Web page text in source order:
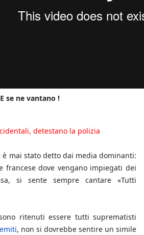
E se ne vantano !
detestano la polizia
è mai stato detto dai media dominanti:
francese dove vengano impiegati dei
si sente sempre cantare «Tutti
ritenuti essere tutti suprematisti
, non si dovrebbe sentire un simile